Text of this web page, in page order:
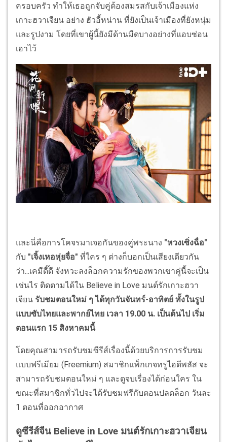
ครอบครัว ทำให้เธอถูกจับคู่ต้องสมรสกับเจ้าเมืองแห่ง
เกาะฮวาเจียน อย่าง ฮัวอี้หน่าน ที่ยังเป็นเจ้าเมืองที่ยังหนุ่ม
และรูปงาม โดยที่เขาผู้นี้ยังมีด้านมืดบางอย่างที่แอบซ่อน
เอาไว้
และนี่คือการโคจรมาเจอกันของคู่พระนาง "หวงเซิ่งฉื่อ"
กับ "เจิ้งเหอหุ่ยจื่อ" ที่ใคร ๆ ต่างก็บอกเป็นเสียงเดียวกัน
ว่า...เคมีดี๊ดี จังหวะลงล็อกความรักของพวกเขาคู่นี้จะเป็น
เช่นไร ติดตามได้ใน Believe in Love มนต์รักเกาะฮวา
เจียน รับชมตอนใหม่ ๆ ได้ทุกวันจันทร์-อาทิตย์ ทั้งในรูป
แบบซับไทยและพากย์ไทย เวลา 19.00 น. เป็นต้นไป เริ่ม
ตอนแรก 15 สิงหาคมนี้
โดยคุณสามารถรับชมซีรีส์เรื่องนี้ด้วยบริการการรับชม
แบบฟรีเมียม (Freemium) สมาชิกแพ็กเกจทรูไอดีพลัส จะ
สามารถรับชมตอนใหม่ ๆ และดูจบเรื่องได้ก่อนใคร ใน
ขณะที่สมาชิกทั่วไปจะได้รับชมฟรีกับตอนปลดล็อก วันละ
1 ตอนที่ออกอากาศ
ดูซีรีส์จีน Believe in Love มนต์รักเกาะฮวาเจียน